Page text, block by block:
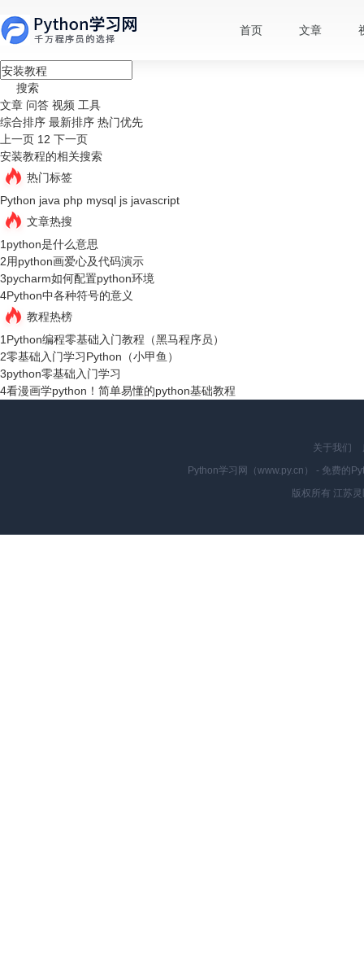
首页 文章
搜索
文章 问答 视频 工具
综合排序 最新排序 热门优先
上一页 12 下一页
安装教程的相关搜索
热门标签
Python java php mysql js javascript
文章热搜
1python是什么意思
2用python画爱心及代码演示
3pycharm如何配置python环境
4Python中各种符号的意义
教程热榜
1Python编程零基础入门教程（黑马程序员）
2零基础入门学习Python（小甲鱼）
3python零基础入门学习
4看漫画学python！简单易懂的python基础教程
关于我们
Python学习网（www.py.cn） - 免费的
版权所有 江苏